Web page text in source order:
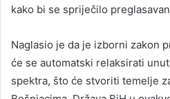
kako bi se spriječilo
Naglasio je da je izborni zakon
će se automatski relaksirati
spektra, što će stvoriti temelje